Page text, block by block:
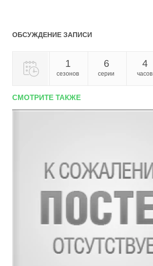
ОБСУЖДЕНИЕ ЗАПИСИ
1
сезонов
6
серии
4
часов
СМОТРИТЕ ТАКЖЕ